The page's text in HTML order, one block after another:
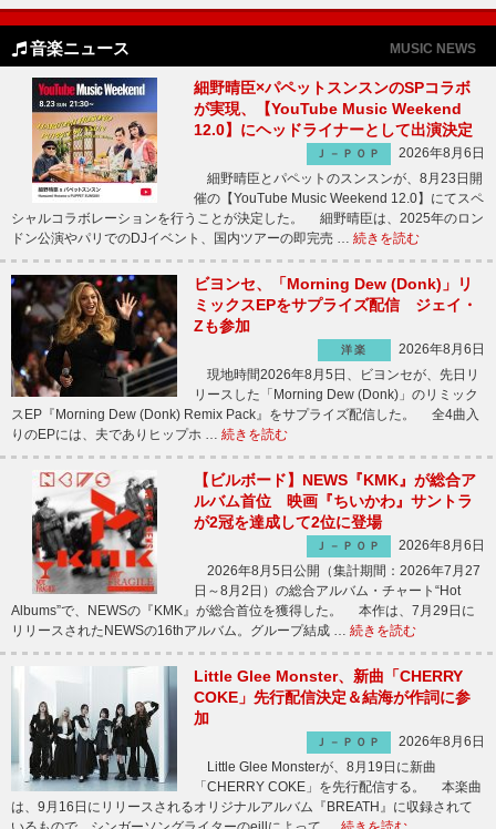
音楽ニュース MUSIC NEWS
細野晴臣×パペットスンスンのSPコラボ
が実現、【YouTube Music Weekend
12.0】にヘッドライナーとして出演決定
Ｊ－ＰＯＰ
2026年8月6日
細野晴臣とパペットのスンスンが、8月23日開
催の【YouTube Music Weekend 12.0】にてスペ
シャルコラボレーションを行うことが決定した。 細野晴臣は、2025年のロン
ドン公演やパリでのDJイベント、国内ツアーの即完売 … 続きを読む
ビヨンセ、「Morning Dew (Donk)」リ
ミックスEPをサプライズ配信 ジェイ・
Zも参加
洋楽
2026年8月6日
現地時間2026年8月5日、ビヨンセが、先日リ
リースした「Morning Dew (Donk)」のリミック
スEP『Morning Dew (Donk) Remix Pack』をサプライズ配信した。 全4曲入
りのEPには、夫でありヒップホ … 続きを読む
【ビルボード】NEWS『KMK』が総合ア
ルバム首位 映画『ちいかわ』サントラ
が2冠を達成して2位に登場
Ｊ－ＰＯＰ
2026年8月6日
2026年8月5日公開（集計期間：2026年7月27
日～8月2日）の総合アルバム・チャート“Hot
Albums”で、NEWSの『KMK』が総合首位を獲得した。 本作は、7月29日に
リリースされたNEWSの16thアルバム。グループ結成 … 続きを読む
Little Glee Monster、新曲「CHERRY
COKE」先行配信決定＆結海が作詞に参
加
Ｊ－ＰＯＰ
2026年8月6日
Little Glee Monsterが、8月19日に新曲
「CHERRY COKE」を先行配信する。 本楽曲
は、9月16日にリリースされるオリジナルアルバム『BREATH』に収録されて